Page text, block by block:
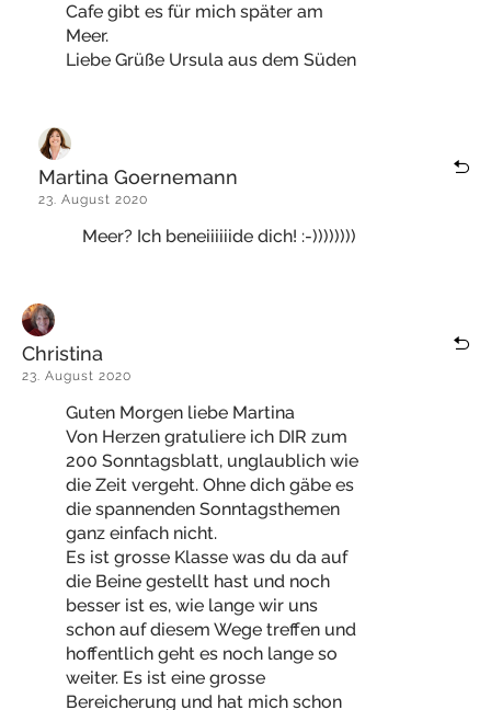
Cafe gibt es für mich später am
Meer.
Liebe Grüße Ursula aus dem Süden
Martina Goernemann
23. August 2020
Meer? Ich beneiiiiiide dich! :-))))))))
Christina
23. August 2020
Guten Morgen liebe Martina
Von Herzen gratuliere ich DIR zum
200 Sonntagsblatt, unglaublich wie
die Zeit vergeht. Ohne dich gäbe es
die spannenden Sonntagsthemen
ganz einfach nicht.
Es ist grosse Klasse was du da auf
die Beine gestellt hast und noch
besser ist es, wie lange wir uns
schon auf diesem Wege treffen und
hoffentlich geht es noch lange so
weiter. Es ist eine grosse
Bereicherung und hat mich schon